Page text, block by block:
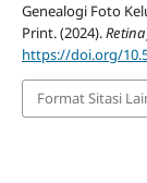
Genealogi Foto
Print. (2024).
https://doi.org/
Format Sitasi